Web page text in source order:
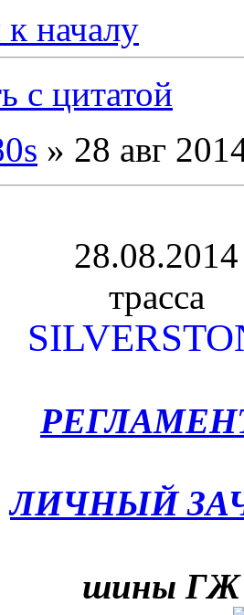
началу
с цитатой
» 28 авг
28.08.2014
трасса
ЛИЧНЫЙ
шины ГЖ